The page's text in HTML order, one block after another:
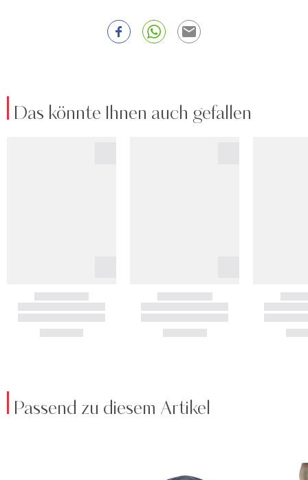
Das könnte Ihnen auch gefallen
Passend zu diesem Artikel